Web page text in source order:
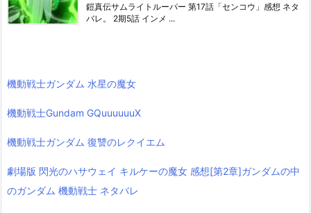
鎧真伝サムライトルーパー 第17話「センコウ」感想 ネタ
バレ。 2期5話 インメ ...
機動戦士ガンダム 水星の魔女
機動戦士Gundam GQuuuuuuX
機動戦士ガンダム 復讐のレクイエム
劇場版 閃光のハサウェイ キルケーの魔女 感想[第2章]ガンダムの中
のガンダム 機動戦士 ネタバレ